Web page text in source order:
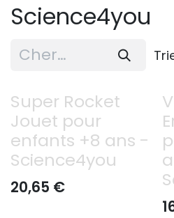
Science4you
Super Rocket
Jouet pour
enfants +8 ans -
Science4you
20,65 €